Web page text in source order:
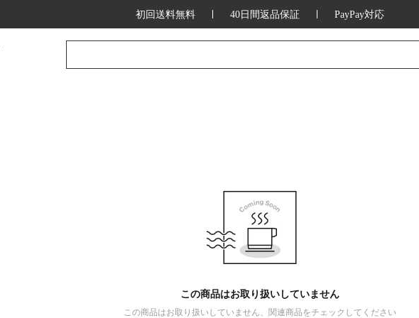
初回送料無料 40日間返品保証 PayPay対応
この商品はお取り扱いしていません
この商品はお取り扱いしていません、関連商品をチェックしてください